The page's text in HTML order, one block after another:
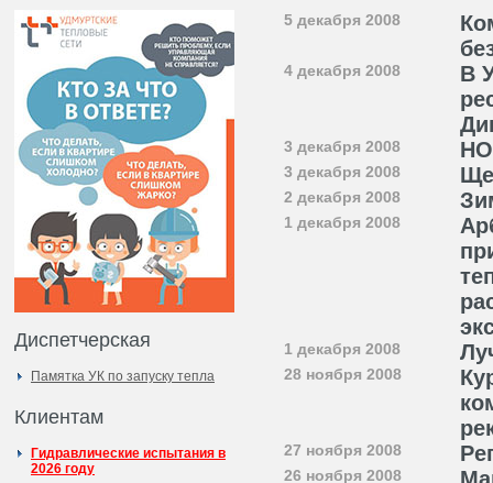
Диспетчерская
Памятка УК по запуску тепла
Клиентам
Гидравлические испытания в
2026 году
5 декабря 2008
4 декабря 2008
В
3 декабря 2008
3 декабря 2008
2 декабря 2008
1 декабря 2008
1 декабря 2008
28 ноября 2008
27 ноября 2008
26 ноября 2008